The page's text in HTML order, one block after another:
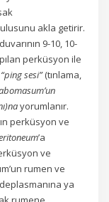
akla getirir.
9-10, 10-
perküsyon ile
“ping sesi”(tınlama,
yorumlanır.
perküsyon ve
’a
ve
rumen ve
ya